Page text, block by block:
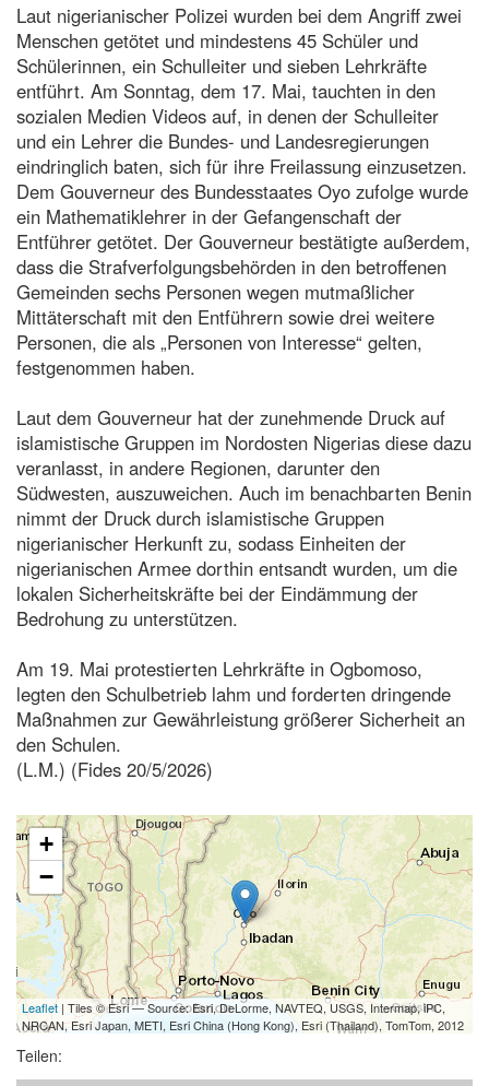
Laut nigerianischer Polizei wurden bei dem Angriff zwei
Menschen getötet und mindestens 45 Schüler und
Schülerinnen, ein Schulleiter und sieben Lehrkräfte
entführt. Am Sonntag, dem 17. Mai, tauchten in den
sozialen Medien Videos auf, in denen der Schulleiter
und ein Lehrer die Bundes- und Landesregierungen
eindringlich baten, sich für ihre Freilassung einzusetzen.
Dem Gouverneur des Bundesstaates Oyo zufolge wurde
ein Mathematiklehrer in der Gefangenschaft der
Entführer getötet. Der Gouverneur bestätigte außerdem,
dass die Strafverfolgungsbehörden in den betroffenen
Gemeinden sechs Personen wegen mutmaßlicher
Mittäterschaft mit den Entführern sowie drei weitere
Personen, die als „Personen von Interesse“ gelten,
festgenommen haben.
Laut dem Gouverneur hat der zunehmende Druck auf
islamistische Gruppen im Nordosten Nigerias diese dazu
veranlasst, in andere Regionen, darunter den
Südwesten, auszuweichen. Auch im benachbarten Benin
nimmt der Druck durch islamistische Gruppen
nigerianischer Herkunft zu, sodass Einheiten der
nigerianischen Armee dorthin entsandt wurden, um die
lokalen Sicherheitskräfte bei der Eindämmung der
Bedrohung zu unterstützen.
Am 19. Mai protestierten Lehrkräfte in Ogbomoso,
legten den Schulbetrieb lahm und forderten dringende
Maßnahmen zur Gewährleistung größerer Sicherheit an
den Schulen.
(L.M.) (Fides 20/5/2026)
+
−
Leaflet | Tiles © Esri — Source: Esri, DeLorme, NAVTEQ, USGS, Intermap, iPC,
NRCAN, Esri Japan, METI, Esri China (Hong Kong), Esri (Thailand), TomTom, 2012
Teilen: